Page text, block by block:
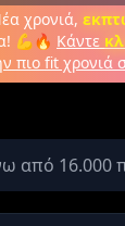
χρονιά,
💪🔥 Κάντε
πιο fit